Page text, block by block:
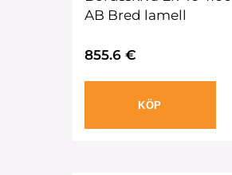
AB Bred lamell
855.6 €
KÖP